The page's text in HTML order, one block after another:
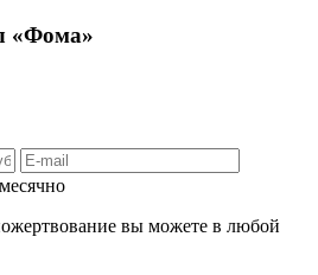
«Фома»
вы можете в любой